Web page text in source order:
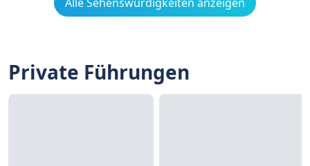
Private Führungen